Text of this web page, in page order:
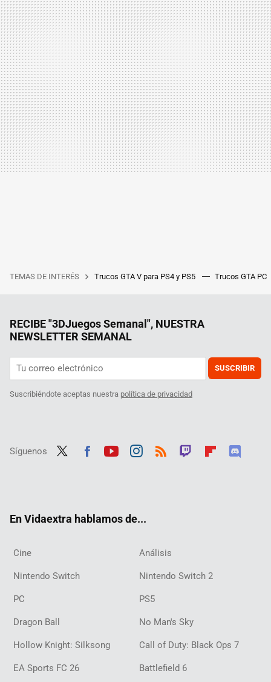
TEMAS DE INTERÉS Trucos GTA V para PS4 y PS5 Trucos GTA PC
RECIBE "3DJuegos Semanal", NUESTRA
NEWSLETTER SEMANAL
SUSCRIBIR
Suscribiéndote aceptas nuestra política de privacidad
Síguenos
En Vidaextra hablamos de...
Cine Análisis
Nintendo Switch Nintendo Switch 2
PC PS5
Dragon Ball No Man's Sky
Hollow Knight: Silksong Call of Duty: Black Ops 7
EA Sports FC 26 Battlefield 6